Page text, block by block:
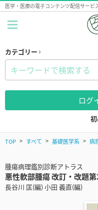
医学・医療の電子コンテンツ配信サービ
カテゴリー
ログ
TOP すべて 基礎医学系 病
腫瘍病理鑑別診断アトラス
悪性軟部腫瘍 改訂・改題第
長谷川 匡(編) 小田 義直(編)